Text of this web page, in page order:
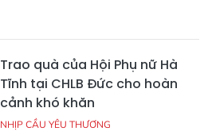
Trao quà của Hội Phụ nữ Hà
Tĩnh tại CHLB Đức cho hoàn
cảnh khó khăn
NHỊP CẦU YÊU THƯƠNG